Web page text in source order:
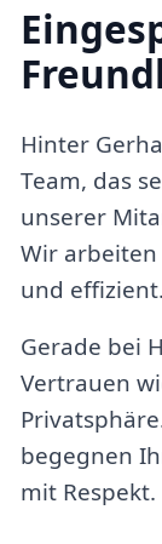
Hinter
Team, das
unserer
Wir arbeiten
und effizient.
Gerade bei
Vertrauen
begegnen
mit Respekt.